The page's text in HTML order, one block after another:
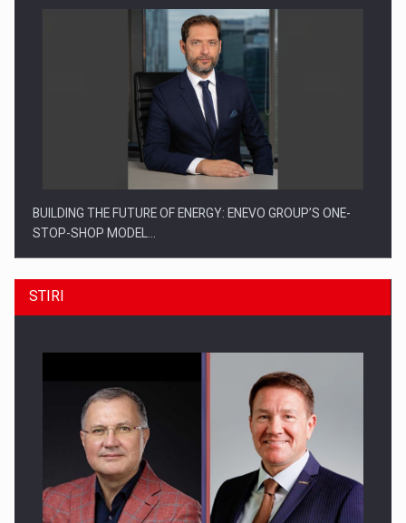
BUILDING THE FUTURE OF ENERGY: ENEVO GROUP’S ONE-
STOP-SHOP MODEL…
ROOTED IN ROMANIA, BUILT TO DELIVER TECHNOLOGY FOR
THE…
STIRI